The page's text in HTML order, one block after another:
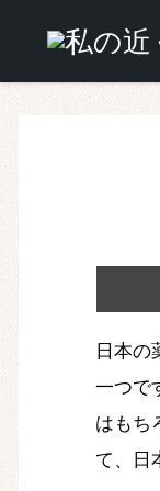
日本
一つで
はもち
て、日